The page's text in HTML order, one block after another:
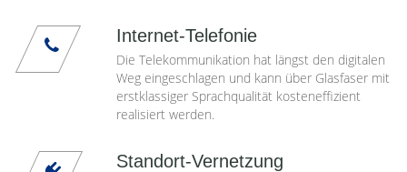
Internet-Telefonie
Die Telekommunikation hat längst den digitalen
Weg eingeschlagen und kann über Glasfaser mit
erstklassiger Sprachqualität kosteneffizient
realisiert werden.
Standort-Vernetzung